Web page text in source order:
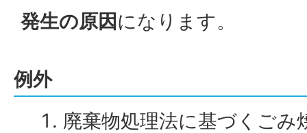
発生の原因 になります。
例外
廃棄物処理法に基づくごみ